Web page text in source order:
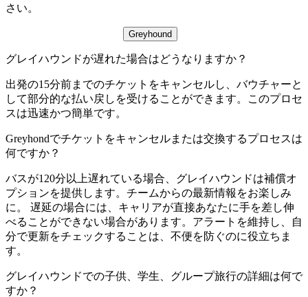
さい。
Greyhound
グレイハウンドが遅れた場合はどうなりますか？
出発の15分前までのチケットをキャンセルし、バウチャーと
して部分的な払い戻しを受けることができます。このプロセ
スは迅速かつ簡単です。
Greyhondでチケットをキャンセルまたは交換するプロセスは
何ですか？
バスが120分以上遅れている場合、グレイハウンドは補償オ
プションを提供します。チームからの最新情報をお楽しみ
に。 遅延の場合には、キャリアが直接あなたに手を差し伸
べることができない場合があります。アラートを維持し、自
分で更新をチェックすることは、不便を防ぐのに役立ちま
す。
グレイハウンドでの子供、学生、グループ旅行の詳細は何で
すか？